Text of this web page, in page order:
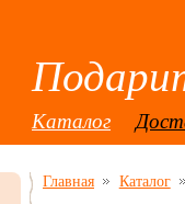
Каталог
Главная Каталог